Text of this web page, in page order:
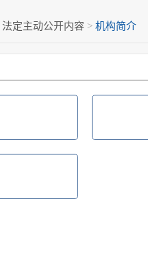
法定主动公开内容 > 机构简介